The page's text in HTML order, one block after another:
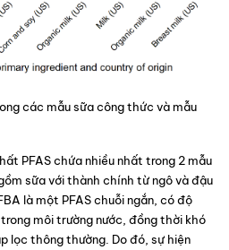
các mẫu sữa công thức và mẫu
PFAS chứa nhiều nhất trong 2 mẫu
sữa với thành chính từ ngô và đậu
là một PFAS chuỗi ngắn, có độ
môi trường nước, đồng thời khó
lọc thông thường. Do đó, sự hiện